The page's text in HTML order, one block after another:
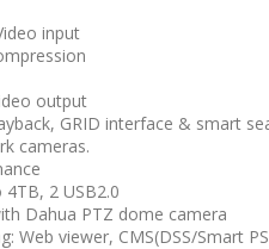
input
output
GRID interface & smart
cameras.
2 USB2.0
Dahua PTZ dome camera
Web viewer, CMS(DSS/Smart